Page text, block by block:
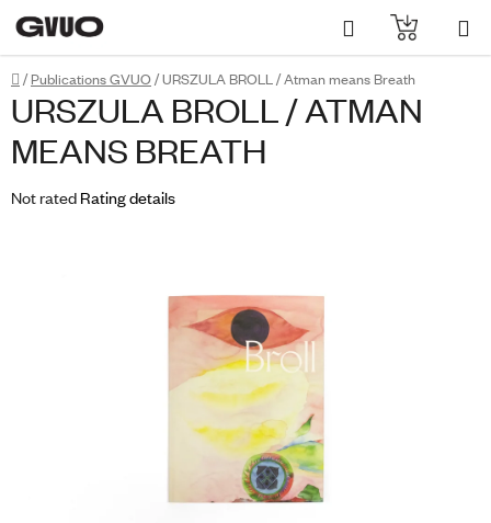
content
Search
CART
Home
/ Publications GVUO/URSZULA BROLL / Atman means Breath
URSZULA BROLL / ATMAN
MEANS BREATH
The
Not ratedRating details